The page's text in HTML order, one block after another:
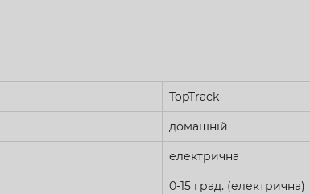
TopTrack
домашній
електрична
0-15 град. (електрична)